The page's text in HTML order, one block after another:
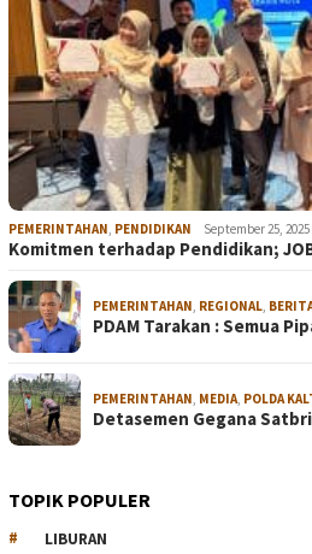
PEMERINTAHAN PENDIDIKAN September 25, 2025
Komitmen terhadap Pendidikan;
PEMERINTAHAN REGIONAL
PDAM Tarakan : Semua
PEMERINTAHAN MEDIA POLDA
Detasemen Gegana
TOPIK POPULER
LIBURAN